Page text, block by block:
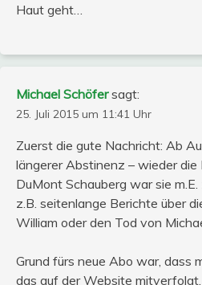
Haut geht…
Michael Schöfer sagt:
25. Juli 2015 um 11:41 Uhr
Zuerst die gute Nachricht: Ab
längerer Abstinenz – wieder
DuMont Schauberg war sie m.E.
z.B. seitenlange Berichte über
William oder den Tod von
Grund fürs neue Abo war, dass
das auf der Website